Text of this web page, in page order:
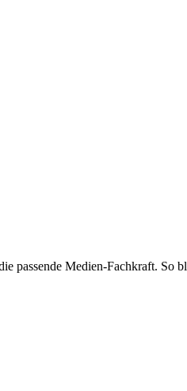
passende Medien-Fachkraft. So